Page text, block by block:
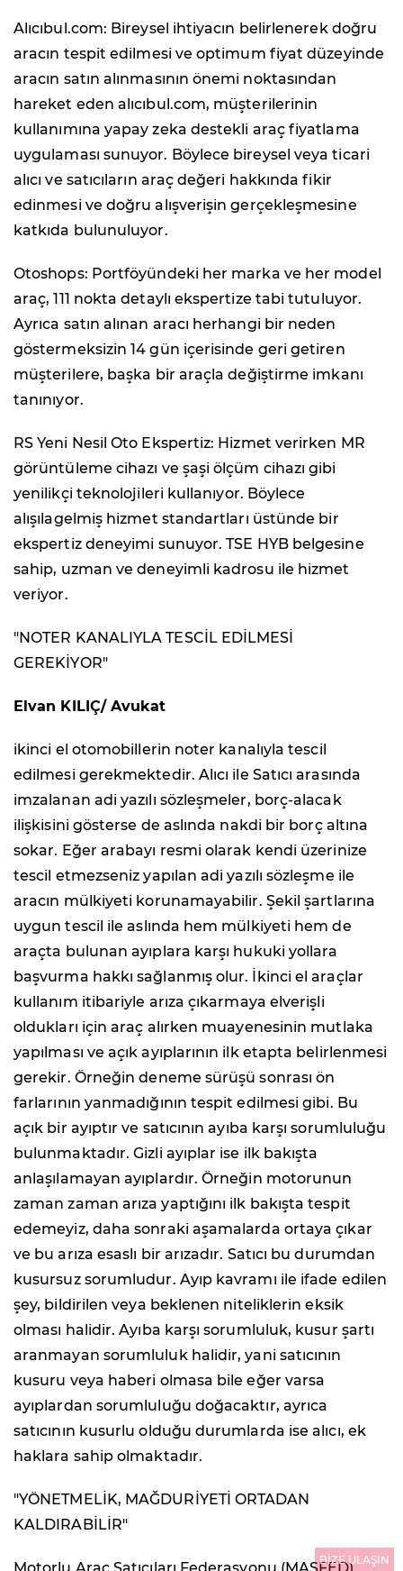
Alıcıbul.com: Bireysel ihtiyacın belirlenerek doğru
aracın tespit edilmesi ve optimum fiyat düzeyinde
aracın satın alınmasının önemi noktasından
hareket eden alıcıbul.com, müşterilerinin
kullanımına yapay zeka destekli araç fiyatlama
uygulaması sunuyor. Böylece bireysel veya ticari
alıcı ve satıcıların araç değeri hakkında fikir
edinmesi ve doğru alışverişin gerçekleşmesine
katkıda bulunuluyor.
Otoshops: Portföyündeki her marka ve her model
araç, 111 nokta detaylı ekspertize tabi tutuluyor.
Ayrıca satın alınan aracı herhangi bir neden
göstermeksizin 14 gün içerisinde geri getiren
müşterilere, başka bir araçla değiştirme imkanı
tanınıyor.
RS Yeni Nesil Oto Ekspertiz: Hizmet verirken MR
görüntüleme cihazı ve şaşi ölçüm cihazı gibi
yenilikçi teknolojileri kullanıyor. Böylece
alışılagelmiş hizmet standartları üstünde bir
ekspertiz deneyimi sunuyor. TSE HYB belgesine
sahip, uzman ve deneyimli kadrosu ile hizmet
veriyor.
"NOTER KANALIYLA TESCİL EDİLMESİ
GEREKİYOR"
Elvan KILIÇ/ Avukat
ikinci el otomobillerin noter kanalıyla tescil
edilmesi gerekmektedir. Alıcı ile Satıcı arasında
imzalanan adi yazılı sözleşmeler, borç-alacak
ilişkisini gösterse de aslında nakdi bir borç altına
sokar. Eğer arabayı resmi olarak kendi üzerinize
tescil etmezseniz yapılan adi yazılı sözleşme ile
aracın mülkiyeti korunamayabilir. Şekil şartlarına
uygun tescil ile aslında hem mülkiyeti hem de
araçta bulunan ayıplara karşı hukuki yollara
başvurma hakkı sağlanmış olur. İkinci el araçlar
kullanım itibariyle arıza çıkarmaya elverişli
oldukları için araç alırken muayenesinin mutlaka
yapılması ve açık ayıplarının ilk etapta belirlenmesi
gerekir. Örneğin deneme sürüşü sonrası ön
farlarının yanmadığının tespit edilmesi gibi. Bu
açık bir ayıptır ve satıcının ayıba karşı sorumluluğu
bulunmaktadır. Gizli ayıplar ise ilk bakışta
anlaşılamayan ayıplardır. Örneğin motorunun
zaman zaman arıza yaptığını ilk bakışta tespit
edemeyiz, daha sonraki aşamalarda ortaya çıkar
ve bu arıza esaslı bir arızadır. Satıcı bu durumdan
kusursuz sorumludur. Ayıp kavramı ile ifade edilen
şey, bildirilen veya beklenen niteliklerin eksik
olması halidir. Ayıba karşı sorumluluk, kusur şartı
aranmayan sorumluluk halidir, yani satıcının
kusuru veya haberi olmasa bile eğer varsa
ayıplardan sorumluluğu doğacaktır, ayrıca
satıcının kusurlu olduğu durumlarda ise alıcı, ek
haklara sahip olmaktadır.
"YÖNETMELİK, MAĞDURİYETİ ORTADAN
KALDIRABİLİR"
Motorlu Araç Satıcıları Federasyonu (MASFED)BİZE ULAŞIN